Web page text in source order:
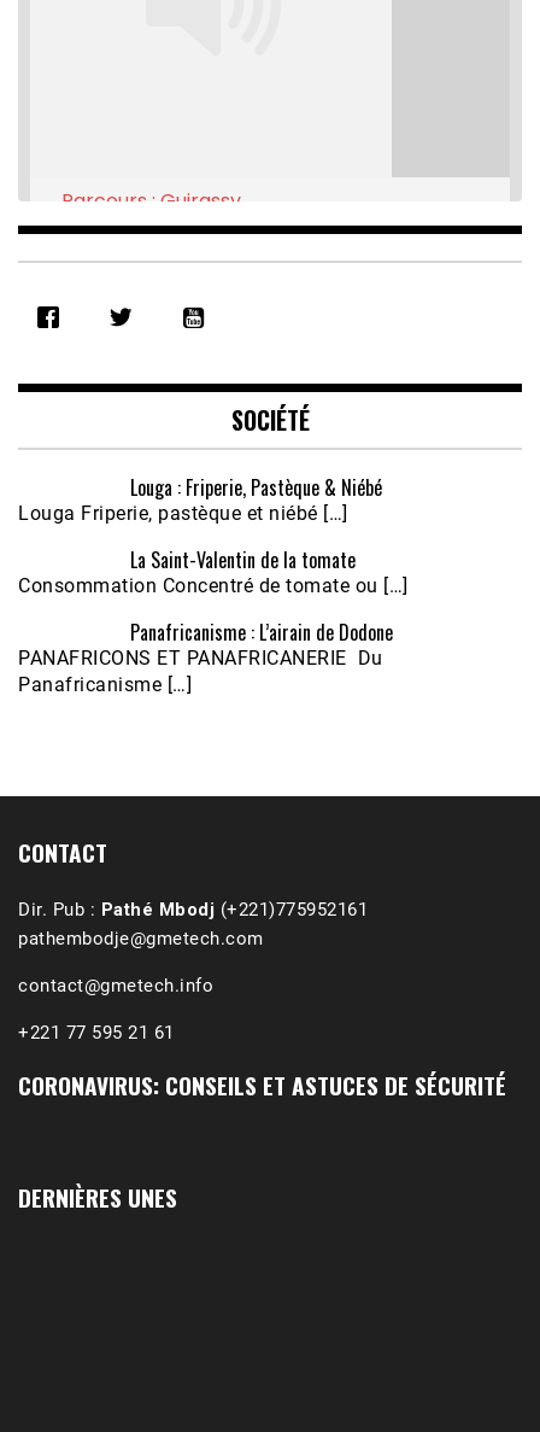
RSS FEED
EMBED
Parcours : Guirassy
Feb 16, 2021 • 28:08
Écoutez le parcours de Claudiane Kapia
Nobana (Podologue)
Feb 24, 2021 • 28mn
1988-1989 :  La polémique de Guidimakha
SOCIÉTÉ
Louga : Friperie, Pastèque & Niébé
Louga Friperie, pastèque et niébé […]
La Saint-Valentin de la tomate
Consommation Concentré de tomate ou […]
Panafricanisme : L’airain de Dodone
PANAFRICONS ET PANAFRICANERIE Du
Panafricanisme […]
CONTACT
Dir. Pub : Pathé Mbodj (+221)775952161
pathembodje@gmetech.com
contact@gmetech.info
+221 77 595 21 61
CORONAVIRUS: CONSEILS ET ASTUCES DE SÉCURITÉ
DERNIÈRES UNES